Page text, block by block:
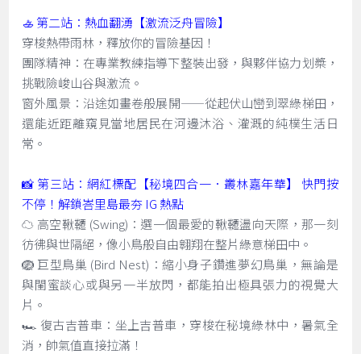
🚣 第二站：熱血翻湧【激流泛舟冒險】
穿梭熱帶雨林，釋放你的冒險基因！
團隊精神：在專業教練指導下整裝出發，與夥伴協力划槳，
挑戰險峻山谷與激流。
窗外風景：沿途如畫卷般展開——從起伏山巒到翠綠梯田，
還能近距離窺見當地居民在河邊沐浴、灌溉的純樸生活日
常。
📸 第三站：網紅標配【秘境四合一．叢林嘉年華】 快門按
不停！解鎖峇里島最夯 IG 熱點
☁️ 高空鞦韆 (Swing)：選一個最愛的鞦韆盪向天際，那一刻
彷彿與世隔絕，像小鳥般自由翱翔在整片綠意梯田中。
🪺 巨型鳥巢 (Bird Nest)：縮小身子鑽進夢幻鳥巢，無論是
與閨蜜談心或與另一半放閃，都能拍出極具張力的視覺大
片。
🏎️ 復古吉普車：坐上吉普車，穿梭在秘境綠林中，暑氣全
消，帥氣值直接拉滿！